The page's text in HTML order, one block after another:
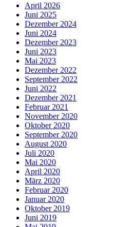
April 2026
Juni 2025
Dezember 2024
Juni 2024
Dezember 2023
Juni 2023
Mai 2023
Dezember 2022
September 2022
Juni 2022
Dezember 2021
Februar 2021
November 2020
Oktober 2020
September 2020
August 2020
Juli 2020
Mai 2020
April 2020
März 2020
Februar 2020
Januar 2020
Oktober 2019
Juni 2019